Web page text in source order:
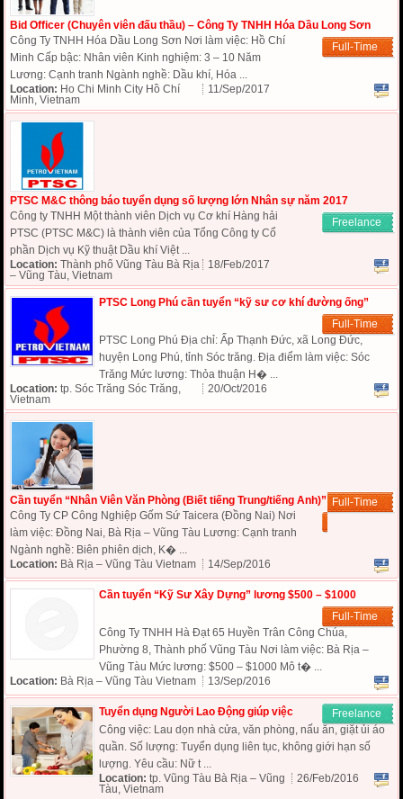
Bid Officer (Chuyên viên đấu thầu) – Công Ty TNHH Hóa Dầu Long Sơn
Full-Time
Công Ty TNHH Hóa Dầu Long Sơn Nơi làm việc: Hồ Chí
Minh Cấp bậc: Nhân viên Kinh nghiệm: 3 – 10 Năm
Lương: Cạnh tranh Ngành nghề: Dầu khí, Hóa ...
Location: Ho Chi Minh City Hồ Chí
Minh, Vietnam
11/Sep/2017
PTSC M&C thông báo tuyển dụng số lượng lớn Nhân sự năm 2017
Freelance
Công ty TNHH Một thành viên Dịch vụ Cơ khí Hàng hải
PTSC (PTSC M&C) là thành viên của Tổng Công ty Cổ
phần Dịch vụ Kỹ thuật Dầu khí Việt ...
Location: Thành phố Vũng Tàu Bà Rịa
– Vũng Tàu, Vietnam
18/Feb/2017
PTSC Long Phú cần tuyển “kỹ sư cơ khí đường ống”
Full-Time
PTSC Long Phú Địa chỉ: Ấp Thạnh Đức, xã Long Đức,
huyện Long Phú, tỉnh Sóc trăng. Địa điểm làm việc: Sóc
Trăng Mức lương: Thỏa thuận H� ...
Location: tp. Sóc Trăng Sóc Trăng,
Vietnam
20/Oct/2016
Cần tuyển “Nhân Viên Văn Phòng (Biết tiếng Trung/tiếng Anh)” Full-Time
Công Ty CP Công Nghiệp Gốm Sứ Taicera (Đồng Nai) Nơi
làm việc: Đồng Nai, Bà Rịa – Vũng Tàu Lương: Cạnh tranh
Ngành nghề: Biên phiên dịch, K� ...
Location: Bà Rịa – Vũng Tàu Vietnam 14/Sep/2016
Cần tuyển “Kỹ Sư Xây Dựng” lương $500 – $1000
Full-Time
Công Ty TNHH Hà Đạt 65 Huyền Trân Công Chúa,
Phường 8, Thành phố Vũng Tàu Nơi làm việc: Bà Rịa –
Vũng Tàu Mức lương: $500 – $1000 Mô t� ...
Location: Bà Rịa – Vũng Tàu Vietnam 13/Sep/2016
Tuyển dụng Người Lao Động giúp việc
Freelance
Công việc: Lau dọn nhà cửa, văn phòng, nấu ăn, giặt ủi áo
quần. Số lượng: Tuyển dụng liên tục, không giới hạn số
lượng. Yêu cầu: Nữ t ...
Location: tp. Vũng Tàu Bà Rịa – Vũng
Tàu, Vietnam
26/Feb/2016